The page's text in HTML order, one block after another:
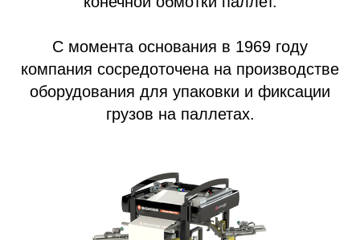
С момента основания в 1969 году
компания сосредоточена на производстве
оборудования для упаковки и фиксации
грузов на паллетах.